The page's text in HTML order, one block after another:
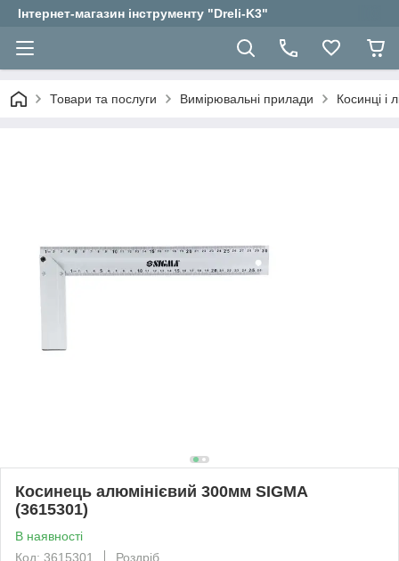
Інтернет-магазин інструменту "Dreli-K3"
Товари та послуги Вимірювальні прилади Косинці і
Косинець алюмінієвий 300мм SIGMA
(3615301)
В наявності
Код: 3615301
Роздріб